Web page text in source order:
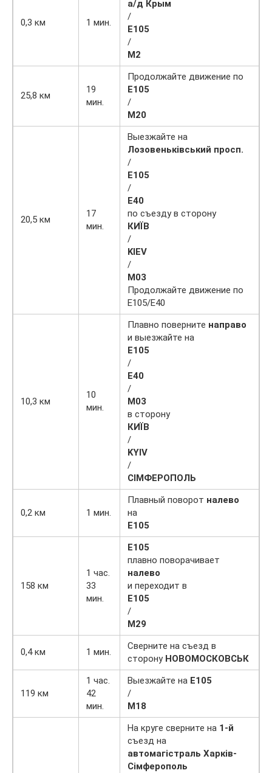
0,3 км 1 мин.
а/д Крым
/
E105
/
М2
25,8 км
19
мин.
Продолжайте движение по
E105
/
М20
20,5 км
17
мин.
Выезжайте на
Лозовеньківський просп.
/
Е105
/
Е40
по съезду в сторону
КИЇВ
/
KIEV
/
М03
Продолжайте движение по
Е105/Е40
10,3 км
10
мин.
Плавно поверните направо
и выезжайте на
Е105
/
Е40
/
М03
в сторону
КИЇВ
/
KYIV
/
CIМФЕРОПОЛЬ
0,2 км 1 мин.
Плавный поворот налево
на
Е105
158 км
1 час.
33
мин.
Е105
плавно поворачивает
налево
и переходит в
Е105
/
М29
0,4 км 1 мин.
Сверните на съезд в
сторону НОВОМОСКОВСЬК
119 км
1 час.
42
мин.
Выезжайте на Е105
/
М18
На круге сверните на 1-й
съезд на
автомагістраль Харків-
Сімферополь